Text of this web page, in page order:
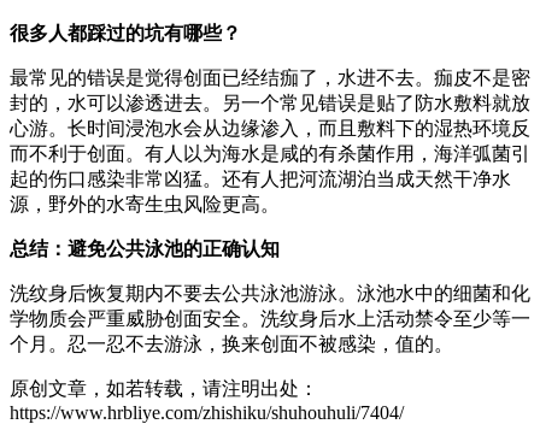
很多人都踩过的坑有哪些？
最常见的错误是觉得创面已经结痂了，水进不去。痂皮不是密
封的，水可以渗透进去。另一个常见错误是贴了防水敷料就放
心游。长时间浸泡水会从边缘渗入，而且敷料下的湿热环境反
而不利于创面。有人以为海水是咸的有杀菌作用，海洋弧菌引
起的伤口感染非常凶猛。还有人把河流湖泊当成天然干净水
源，野外的水寄生虫风险更高。
总结：避免公共泳池的正确认知
洗纹身后恢复期内不要去公共泳池游泳。泳池水中的细菌和化
学物质会严重威胁创面安全。洗纹身后水上活动禁令至少等一
个月。忍一忍不去游泳，换来创面不被感染，值的。
原创文章，如若转载，请注明出处：
https://www.hrbliye.com/zhishiku/shuhouhuli/7404/